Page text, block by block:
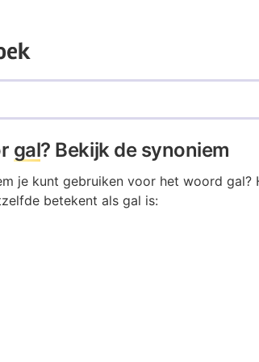
gal? Bekijk de synoniem
je kunt gebruiken voor het woord gal?
betekent als gal is: